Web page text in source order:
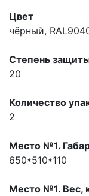
Цвет
чёрный,
Степень
20
Количество
2
Место №1.
650*510*110
Место №1. Вес,